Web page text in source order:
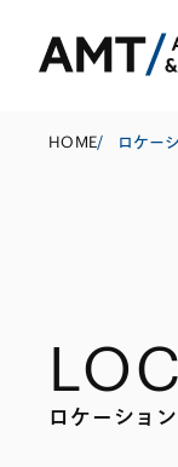
HOME/ ロケー
ロケーション